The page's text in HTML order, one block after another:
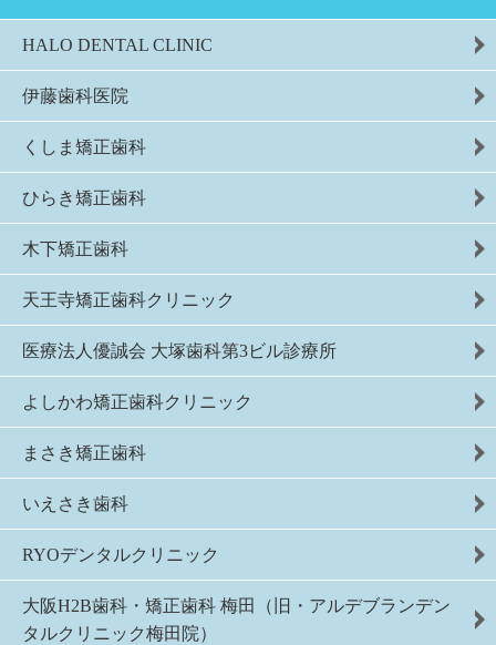
HALO DENTAL CLINIC
伊藤歯科医院
くしま矯正歯科
ひらき矯正歯科
木下矯正歯科
天王寺矯正歯科クリニック
医療法人優誠会 大塚歯科第3ビル診療所
よしかわ矯正歯科クリニック
まさき矯正歯科
いえさき歯科
RYOデンタルクリニック
大阪H2B歯科・矯正歯科 梅田（旧・アルデブランデン
タルクリニック梅田院）